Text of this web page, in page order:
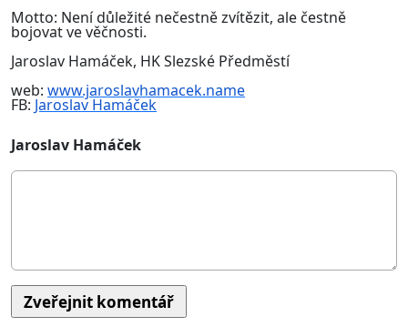
Motto: Není důležité nečestně zvítězit, ale čestně
bojovat ve věčnosti.
Jaroslav Hamáček, HK Slezské Předměstí
web: www.jaroslavhamacek.name
FB: Jaroslav Hamáček
Jaroslav Hamáček